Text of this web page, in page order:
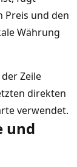
Preis und den
Währung
Zeile
direkten
verwendet.
und